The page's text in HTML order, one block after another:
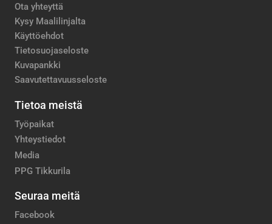
Ota yhteyttä
Kysy Maalilinjalta
Käyttöehdot
Tietosuojaseloste
Kuvapankki
Saavutettavuusseloste
Tietoa meistä
Työpaikat
Yhteystiedot
Media
PPG Tikkurila
Seuraa meitä
Facebook